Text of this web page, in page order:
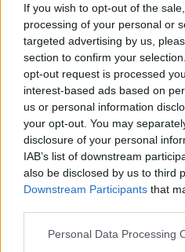
If you wish to opt-out of the
processing of your personal or
targeted advertising by us,
section to confirm your
opt-out request is processed
interest-based ads based on
us or personal information
your opt-out. You may
disclosure of your personal
IAB’s list of downstream
also be disclosed by us to third
Downstream Participants that
Please note that this website/
Personal Data Processing
Porto RH Meeting:
Sustentabilidade No
Maior Evento De RH Do
Pesquisa